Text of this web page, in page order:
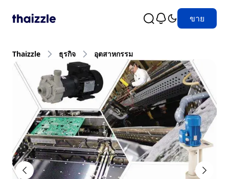
ขาย
Thaizzle ธุรกิจ อุตสาหกรรม